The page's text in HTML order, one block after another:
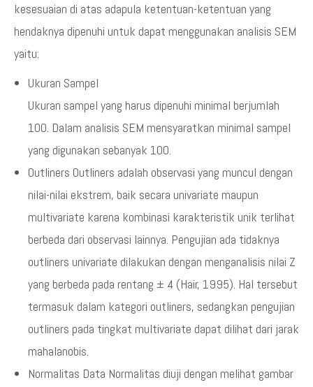
kesesuaian di atas adapula ketentuan-ketentuan yang
hendaknya dipenuhi untuk dapat menggunakan analisis SEM
yaitu:
Ukuran Sampel
Ukuran sampel yang harus dipenuhi minimal berjumlah
100. Dalam analisis SEM mensyaratkan minimal sampel
yang digunakan sebanyak 100.
Outliners Outliners adalah observasi yang muncul dengan
nilai-nilai ekstrem, baik secara univariate maupun
multivariate karena kombinasi karakteristik unik terlihat
berbeda dari observasi lainnya. Pengujian ada tidaknya
outliners univariate dilakukan dengan menganalisis nilai Z
yang berbeda pada rentang ± 4 (Hair, 1995). Hal tersebut
termasuk dalam kategori outliners, sedangkan pengujian
outliners pada tingkat multivariate dapat dilihat dari jarak
mahalanobis.
Normalitas Data Normalitas diuji dengan melihat gambar